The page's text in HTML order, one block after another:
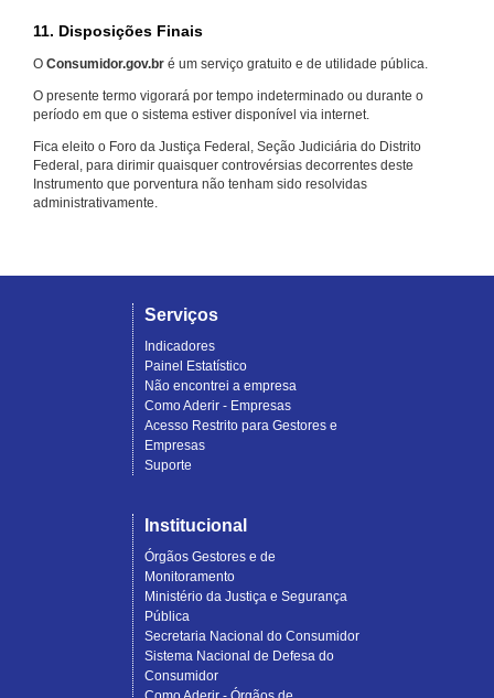
11. Disposições Finais
O Consumidor.gov.br é um serviço gratuito e de utilidade pública.
O presente termo vigorará por tempo indeterminado ou durante o
período em que o sistema estiver disponível via internet.
Fica eleito o Foro da Justiça Federal, Seção Judiciária do Distrito
Federal, para dirimir quaisquer controvérsias decorrentes deste
Instrumento que porventura não tenham sido resolvidas
administrativamente.
Serviços
Indicadores
Painel Estatístico
Não encontrei a empresa
Como Aderir - Empresas
Acesso Restrito para Gestores e
Empresas
Suporte
Institucional
Órgãos Gestores e de
Monitoramento
Ministério da Justiça e Segurança
Pública
Secretaria Nacional do Consumidor
Sistema Nacional de Defesa do
Consumidor